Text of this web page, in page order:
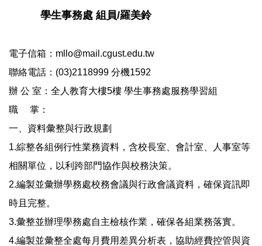
學生事務處 組員/羅美鈴
電子信箱：mllo@mail.cgust.edu.tw
聯絡電話：(03)2118999 分機1592
辦 公 室：全人教育大樓5樓 學生事務處服務學習組
職 掌：
一、資料彙整與行政規劃
1.綜整各組例行性業務資料，含校長室、會計室、人事室等
相關單位，以利跨部門協作與校務決策。
2.編製並彙辦學務處校務會議與行政會議資料，確保資訊即
時且完整。
3.彙整並辦理學務處自主檢核作業，確保各組業務落實。
4.編製並彙整全處每月費用差異分析表，協助經費控管與資